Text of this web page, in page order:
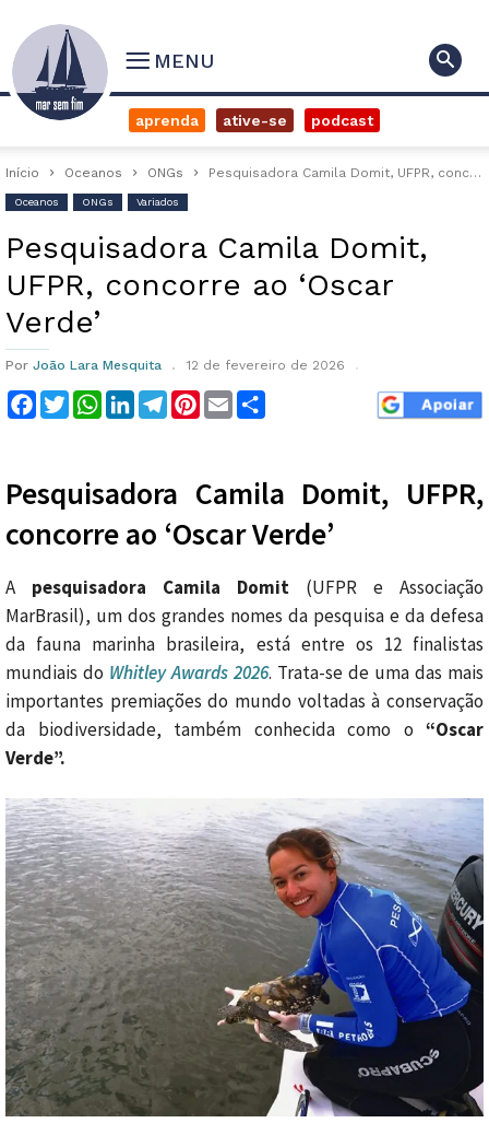
MENU
aprenda ative-se podcast
Início Oceanos ONGs Pesquisadora Camila Domit, UFPR, concorre ao ‘Oscar Verde’
Oceanos ONGs Variados
Pesquisadora Camila Domit,
UFPR, concorre ao ‘Oscar
Verde’
Por João Lara Mesquita 12 de fevereiro de 2026
Facebook
TwitterWhatsApp
LinkedInTelegram
Pinterest
Email
Pesquisadora Camila Domit, UFPR,
concorre ao ‘Oscar Verde’
A pesquisadora Camila Domit (UFPR e Associação
MarBrasil), um dos grandes nomes da pesquisa e da defesa
da fauna marinha brasileira, está entre os 12 finalistas
mundiais do Whitley Awards 2026. Trata-se de uma das mais
importantes premiações do mundo voltadas à conservação
da biodiversidade, também conhecida como o “Oscar
Verde”.